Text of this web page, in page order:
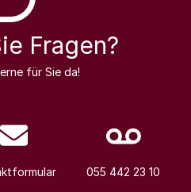
Fragen?
für Sie da!
055 442 23 10